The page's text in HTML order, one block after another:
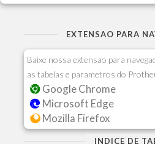
EXTENSAO PARA
Baixe nossa extensao para
as tabelas e parametros do
Google Chrome
Microsoft Edge
Mozilla Firefox
INDICE DE